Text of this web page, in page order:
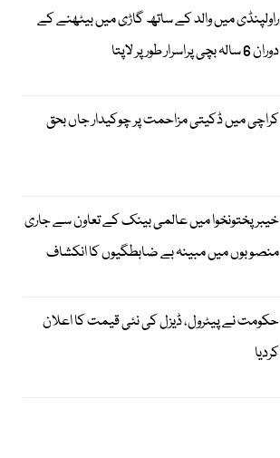
راولپنڈی میں والد کے ساتھ گاڑی میں بیٹھنے کے
دوران 6 سالہ بچی پراسرار طور پر لاپتا
کراچی میں ڈکیتی مزاحمت پر چوکیدار جاں بحق
خیبرپختونخوا میں عالمی بینک کے تعاون سے جاری
منصوبوں میں مبینہ بے ضابطگیوں کا انکشاف
حکومت نے پیٹرول، ڈیزل کی نئی قیمت کا اعلان
کردیا